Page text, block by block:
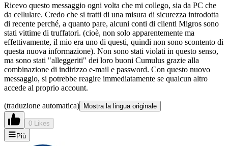
Ricevo questo messaggio ogni volta che mi collego, sia da PC che
da cellulare. Credo che si tratti di una misura di sicurezza introdotta
di recente perché, a quanto pare, alcuni conti di clienti Migros sono
stati vittime di truffatori. (cioè, non solo apparentemente ma
effettivamente, il mio era uno di questi, quindi non sono scontento di
questa nuova informazione). Non sono stati violati in questo senso,
ma sono stati "alleggeriti" dei loro buoni Cumulus grazie alla
combinazione di indirizzo e-mail e password. Con questo nuovo
messaggio, si potrebbe reagire immediatamente se qualcun altro
accede al proprio account.
(traduzione automatica) Mostra la lingua originale
0 Likes
Più